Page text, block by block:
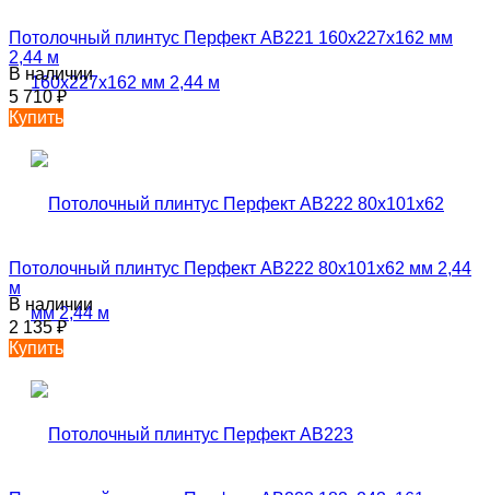
Потолочный плинтус Перфект AB221 160х227х162 мм
2,44 м
В наличии
5 710₽
Купить
Потолочный плинтус Перфект AB222 80х101х62 мм 2,44
м
В наличии
2 135₽
Купить